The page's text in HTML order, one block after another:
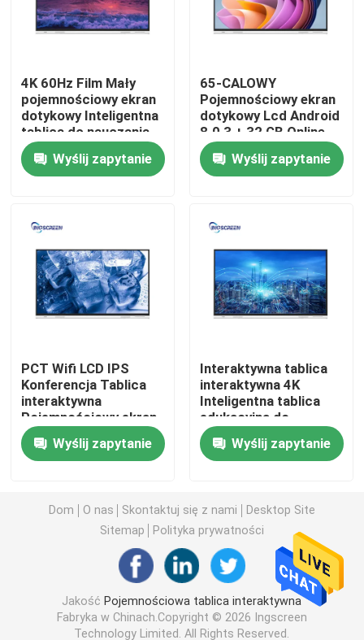
Wycieczka po fabryce
Skontaktuj się z nami
Poprosić o wycenę
Tablica interaktywna All In One
Tablica interaktywna na podczerwień
Tablica interaktywna
interaktywny płaski panel
Kiosk Digital Signage
Inteligentny komputer OPS
Stojak na tablicę interaktywną
4K 60Hz Film Mały
pojemnościowy ekran
dotykowy Inteligentna
tablica do nauczania
Wyślij zapytanie
65-CALOWY
Pojemnościowy ekran
dotykowy Lcd Android
8.0 3 + 32 GB Online
Smart Board Free
Wyślij zapytanie
PCT Wifi LCD IPS
Konferencja Tablica
interaktywna
Pojemnościowy ekran
dotykowy Monitor
Wyślij zapytanie
Interaktywna tablica
interaktywna 4K
Inteligentna tablica
edukacyjna do
nauczania
Wyślij zapytanie
Dom O nas Skontaktuj się z nami
Desktop Site
Sitemap
Polityka prywatności
Jakość Pojemnościowa tablica interaktywna
Fabryka w Chinach.Copyright © 2026 Ingscreen
Technology Limited. All Rights Reserved.